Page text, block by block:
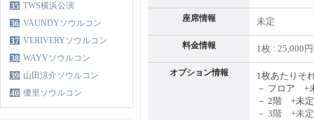
35 TWS横浜公演
36 VAUNDYソウルコン
37 VERIVERYソウルコン
38 WAYVソウルコン
39 山田涼介ソウルコン
40 優里ソウルコン
座席情報 未定
料金情報 1枚 : 25,000
オプション情報
1枚あたりそ
－ フロア +
－ 2階 +未定
－ 3階 +未定